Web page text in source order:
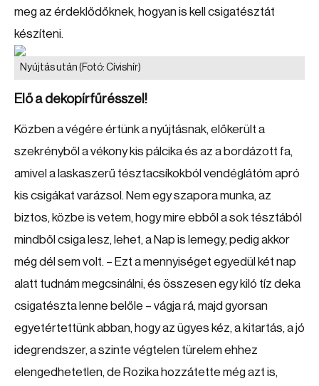
meg az érdeklődőknek, hogyan is kell csigatésztát
készíteni.
Nyújtás után (Fotó: Cívishír)
Elő a dekopírfűrésszel!
Közben a végére értünk a nyújtásnak, előkerült a
szekrényből a vékony kis pálcika és az a bordázott fa,
amivel a laskaszerű tésztacsíkokból vendéglátóm apró
kis csigákat varázsol. Nem egy szapora munka, az
biztos, közbe is vetem, hogy mire ebből a sok tésztából
mindből csiga lesz, lehet, a Nap is lemegy, pedig akkor
még dél sem volt. – Ezt a mennyiséget egyedül két nap
alatt tudnám megcsinálni, és összesen egy kiló tíz deka
csigatészta lenne belőle – vágja rá, majd gyorsan
egyetértettünk abban, hogy az ügyes kéz, a kitartás, a jó
idegrendszer, a szinte végtelen türelem ehhez
elengedhetetlen, de Rozika hozzátette még azt is,